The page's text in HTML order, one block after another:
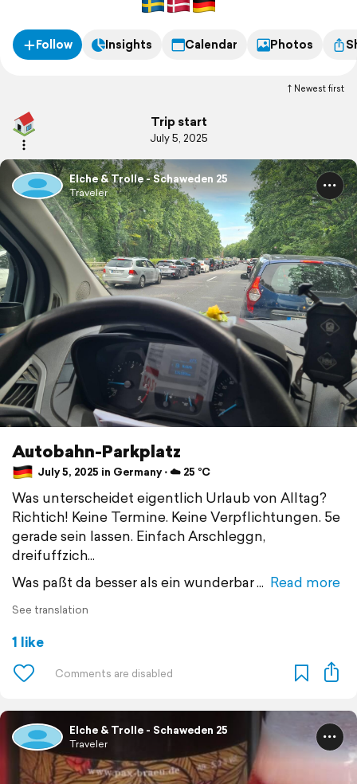
Follow Insights Calendar Photos
Newest first
Trip start
July 5, 2025
Elche & Trolle - Schaweden 25
Traveler
Autobahn-Parkplatz
July 5, 2025 in Germany ⋅ ☁️ 25 °C
Was unterscheidet eigentlich Urlaub von Alltag?
Richtich! Keine Termine. Keine Verpflichtungen. 5e
gerade sein lassen. Einfach Arschleggn,
dreifuffzich...
Was paßt da besser als ein wunderbar
Read more
See translation
1 like
Elche & Trolle - Schaweden 25
Traveler